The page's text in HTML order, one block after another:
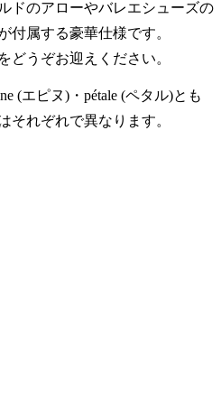
ドのアローやバレエシューズの
付属する豪華仕様です。
どうぞお迎えください。
(エピヌ)・pétale (ペタル)とも
それぞれで異なります。